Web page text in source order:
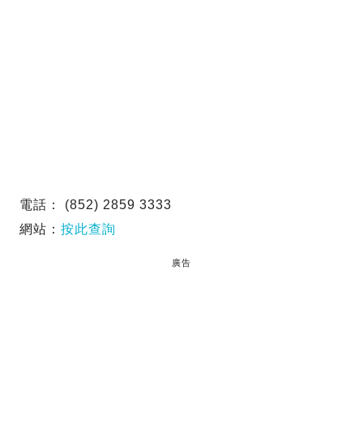
電話： (852) 2859 3333
網站： 按此查詢
廣告